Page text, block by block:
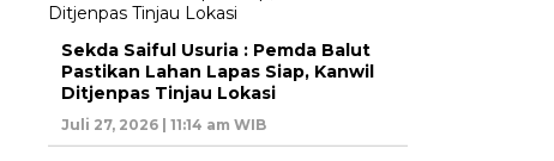
Sekda Saiful Usuria : Pemda Balut
Pastikan Lahan Lapas Siap, Kanwil
Ditjenpas Tinjau Lokasi
Juli 27, 2026 | 11:14 am WIB